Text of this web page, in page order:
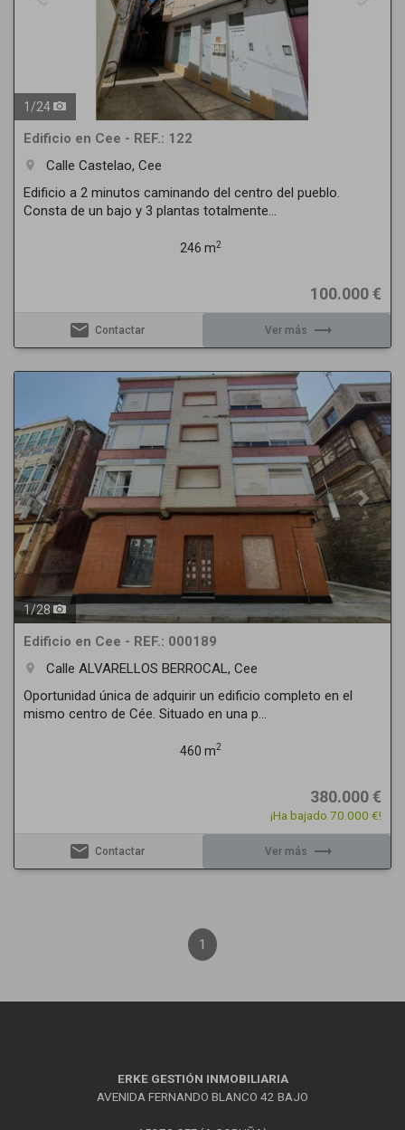
1 /24
Edificio en Cee - REF.: 122
room
Calle Castelao, Cee
Edificio a 2 minutos caminando del centro del pueblo.
Consta de un bajo y 3 plantas totalmente...
246 m2
100.000 €
email Contactar Ver más trending_flat
Next
1/28
Edificio en Cee - REF.: 000189
room
Calle ALVARELLOS BERROCAL, Cee
Oportunidad única de adquirir un edificio completo en el
mismo centro de Cée. Situado en una p...
460 m2
380.000 €
¡Ha bajado 70.000 €!
email Contactar Ver más trending_flat
1
ERKE GESTIÓN INMOBILIARIA
AVENIDA FERNANDO BLANCO 42 BAJO